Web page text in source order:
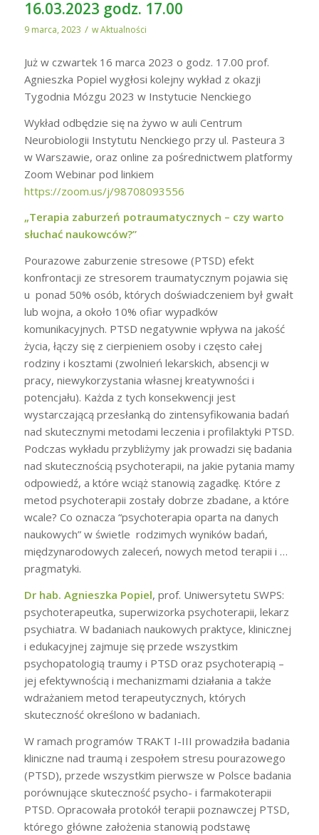
16.03.2023 godz. 17.00
9 marca, 2023 / wAktualności
Już w czwartek 16 marca 2023 o godz. 17.00 prof.
Agnieszka Popiel wygłosi kolejny wykład z okazji
Tygodnia Mózgu 2023 w Instytucie Nenckiego
Wykład odbędzie się na żywo w auli Centrum
Neurobiologii Instytutu Nenckiego przy ul. Pasteura 3
w Warszawie, oraz online za pośrednictwem platformy
Zoom Webinar pod linkiem
https://zoom.us/j/98708093556
„Terapia zaburzeń potraumatycznych – czy warto
słuchać naukowców?”
Pourazowe zaburzenie stresowe (PTSD) efekt
konfrontacji ze stresorem traumatycznym pojawia się
u ponad 50% osób, których doświadczeniem był gwałt
lub wojna, a około 10% ofiar wypadków
komunikacyjnych. PTSD negatywnie wpływa na jakość
życia, łączy się z cierpieniem osoby i często całej
rodziny i kosztami (zwolnień lekarskich, absencji w
pracy, niewykorzystania własnej kreatywności i
potencjału). Każda z tych konsekwencji jest
wystarczającą przesłanką do zintensyfikowania badań
nad skutecznymi metodami leczenia i profilaktyki PTSD.
Podczas wykładu przybliżymy jak prowadzi się badania
nad skutecznością psychoterapii, na jakie pytania mamy
odpowiedź, a które wciąż stanowią zagadkę. Które z
metod psychoterapii zostały dobrze zbadane, a które
wcale? Co oznacza “psychoterapia oparta na danych
naukowych” w świetle rodzimych wyników badań,
międzynarodowych zaleceń, nowych metod terapii i …
pragmatyki.
Dr hab. Agnieszka Popiel, prof. Uniwersytetu SWPS:
psychoterapeutka, superwizorka psychoterapii, lekarz
psychiatra. W badaniach naukowych praktyce, klinicznej
i edukacyjnej zajmuje się przede wszystkim
psychopatologią traumy i PTSD oraz psychoterapią –
jej efektywnością i mechanizmami działania a także
wdrażaniem metod terapeutycznych, których
skuteczność określono w badaniach.
W ramach programów TRAKT I-III prowadziła badania
kliniczne nad traumą i zespołem stresu pourazowego
(PTSD), przede wszystkim pierwsze w Polsce badania
porównujące skuteczność psycho- i farmakoterapii
PTSD. Opracowała protokół terapii poznawczej PTSD,
którego główne założenia stanowią podstawę